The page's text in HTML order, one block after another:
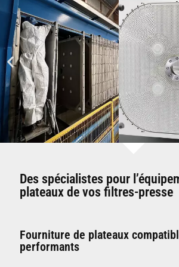
Des spécialistes pour
plateaux de vos filtres-presse
Fourniture de plateaux
performants